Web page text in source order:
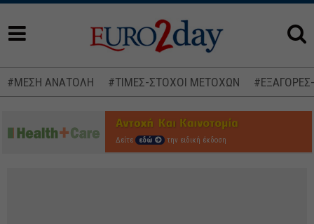
#ΜΕΣΗ ΑΝΑΤΟΛΗ #ΤΙΜΕΣ-ΣΤΟΧΟΙ ΜΕΤΟΧΩΝ
Δείτε εδώ την ειδική έκδοση